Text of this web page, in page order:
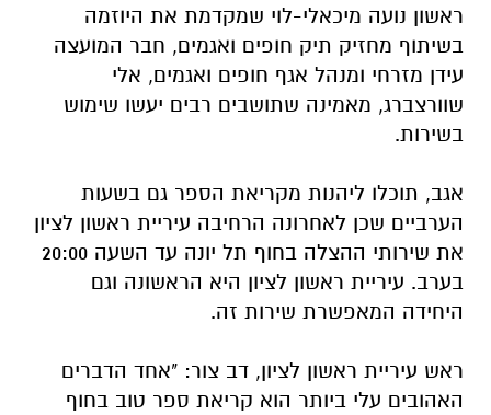
ראשון נועה מיכאלי-לוי שמקדמת את היוזמה
בשיתוף מחזיק תיק חופים ואגמים, חבר המועצה
עידן מזרחי ומנהל אגף חופים ואגמים, אלי
שוורצברג, מאמינה שתושבים רבים יעשו שימוש
בשירות.
אגב, תוכלו ליהנות מקריאת הספר גם בשעות
הערביים שכן לאחרונה הרחיבה עיריית ראשון לציון
את שירותי ההצלה בחוף תל יונה עד השעה 20:00
בערב. עיריית ראשון לציון היא הראשונה וגם
היחידה המאפשרת שירות זה.
ראש עיריית ראשון לציון, דב צור: "אחד הדברים
האהובים עלי ביותר הוא קריאת ספר טוב בחוף